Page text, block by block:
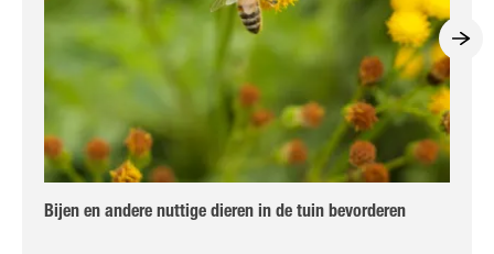
Bijen en andere nuttige dieren in de tuin bevorderen